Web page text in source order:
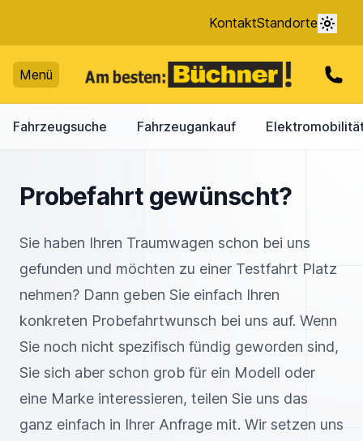
KontaktStandorte
Menü
Fahrzeugsuche Fahrzeugankauf
Probefahrt gewünscht?
Sie haben Ihren Traumwagen schon bei uns
gefunden und möchten zu einer Testfahrt Platz
nehmen? Dann geben Sie einfach Ihren
konkreten Probefahrtwunsch bei uns auf. Wenn
Sie noch nicht spezifisch fündig geworden sind,
Sie sich aber schon grob für ein Modell oder
eine Marke interessieren, teilen Sie uns das
ganz einfach in Ihrer Anfrage mit. Wir setzen uns